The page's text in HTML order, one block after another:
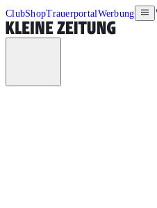
ClubShopTrauerportalWerbung